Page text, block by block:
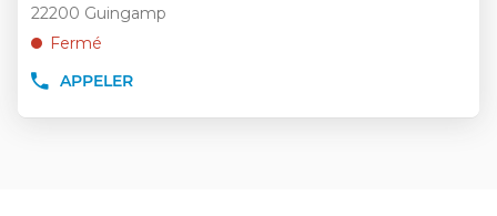
touche
ENTRÉE
obtenir
de
vente
:
22200 Guingamp
Fermé
APPELER
AFFICHER